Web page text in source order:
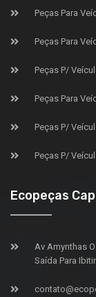
Peças Para
Peças Para
Peças P/
Peças Para
Peças P/
Peças P/
Ecopeças
Av Amynthas
Saída Para